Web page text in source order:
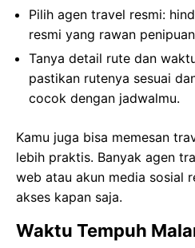
Pilih agen travel resmi:
resmi yang rawan
Tanya detail rute dan
pastikan rutenya sesuai
cocok dengan jadwalmu.
Kamu juga bisa memesan
lebih praktis. Banyak agen
web atau akun media sosial
akses kapan saja.
Waktu Tempuh